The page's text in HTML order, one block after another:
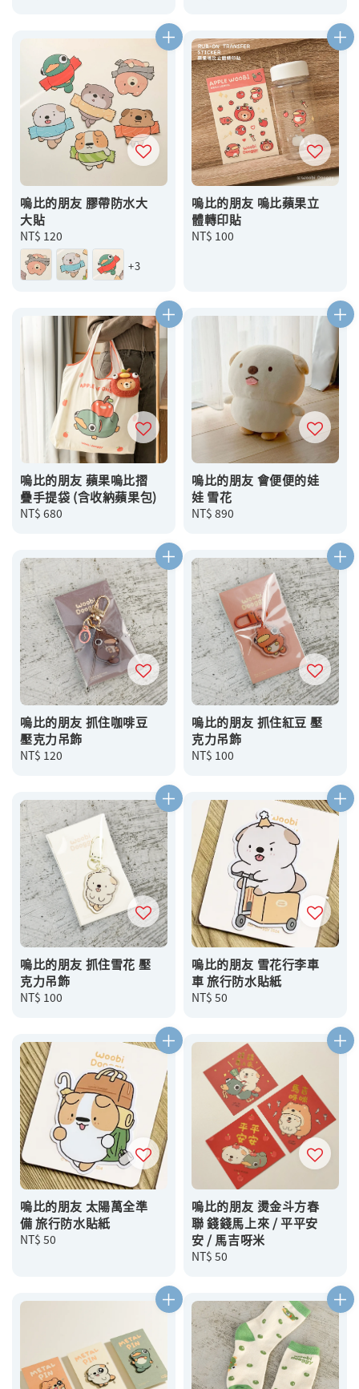
嗚比的朋友 膠帶防水大
大貼
Regular
price
NT$ 120
+3
嗚比的朋友 嗚比蘋果立
體轉印貼
Regular
NT$ 100
嗚比的朋友 蘋果嗚比摺
疊手提袋 (含收納蘋果包)
Regular
NT$ 680
嗚比的朋友 會便便的娃
娃 雪花
Regular
NT$ 890
嗚比的朋友 抓住咖啡豆
壓克力吊飾
Regular
NT$ 120
嗚比的朋友 抓住紅豆 壓
克力吊飾
Regular
NT$ 100
嗚比的朋友 抓住雪花 壓
克力吊飾
Regular
NT$ 100
嗚比的朋友 雪花行李車
車 旅行防水貼紙
Regular
NT$ 50
嗚比的朋友 太陽萬全準
備 旅行防水貼紙
Regular
NT$ 50
嗚比的朋友 燙金斗方春
聯 錢錢馬上來 / 平平安
安 / 馬吉呀米
Regular
NT$ 50